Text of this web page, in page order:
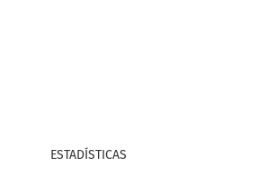
ESTADÍSTICAS